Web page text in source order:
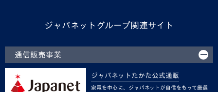
ジャパネットグループ関連サイト
通信販売事業
ジャパネットたかた公式通販
家電を中心に、ジャパネットが自信をもって厳選